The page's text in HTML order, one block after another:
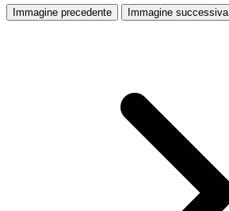
Immagine precedente Immagine successiva